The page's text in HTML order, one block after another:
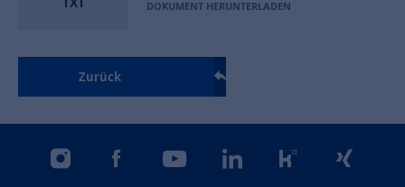
DOKUMENT HERUNTERLADEN
Zurück
instagramfacebookyoutubelinkedinkununuxing